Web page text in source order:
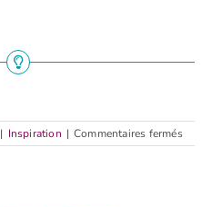
| Inspiration | Commentaires ferméssur